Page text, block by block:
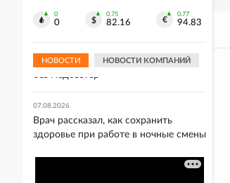
0
0
0.75
82.16
0.77
94.83
НОВОСТИ НОВОСТИ КОМПАНИЙ
киевские больницы могут остаться
без медсестер
07.08.2026
Врач рассказал, как сохранить
здоровье при работе в ночные смены